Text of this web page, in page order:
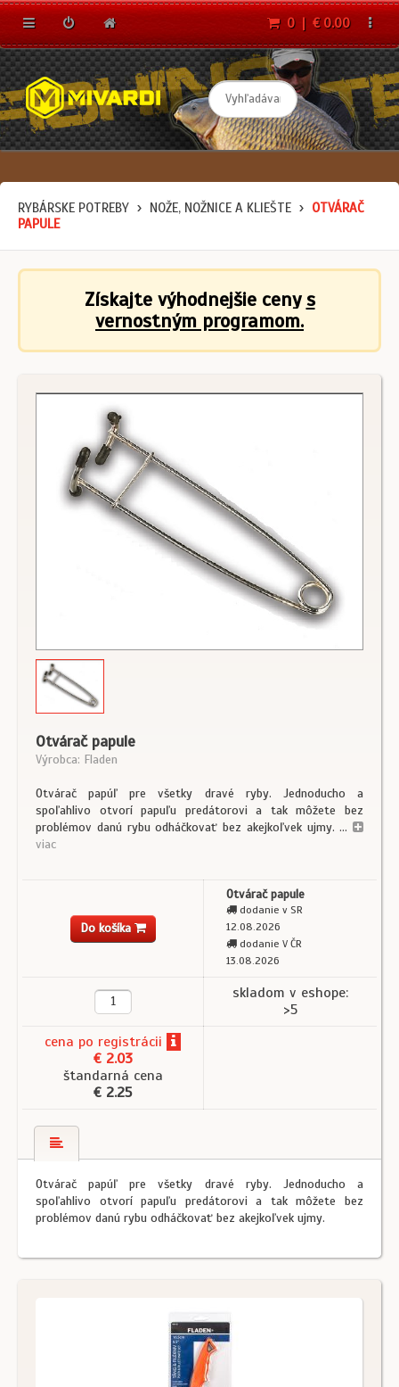
0 | € 0.00
RYBÁRSKE POTREBY NOŽE, NOŽNICE A KLIEŠTE
OTVÁRAČ
PAPULE
Získajte výhodnejšie cenys
vernostným programom.
Otvárač papule
Výrobca: Fladen
Otvárač papúľ pre všetky dravé ryby. Jednoducho a
spoľahlivo otvorí papuľu predátorovi a tak môžete bez
problémov danú rybu odháčkovať bez akejkoľvek ujmy. ...
viac
Do košíka
Otvárač papule
dodanie v SR
12.08.2026
dodanie V ČR
13.08.2026
skladom v eshope:
>5
cena po registrácii
€ 2.03
štandarná cena
€ 2.25
Otvárač papúľ pre všetky dravé ryby. Jednoducho a
spoľahlivo otvorí papuľu predátorovi a tak môžete bez
problémov danú rybu odháčkovať bez akejkoľvek ujmy.